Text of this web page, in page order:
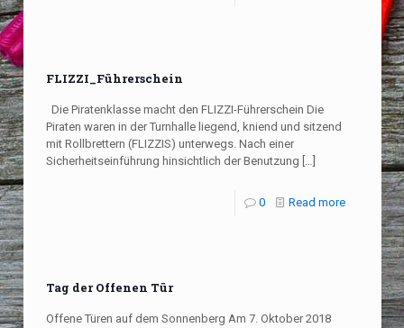
FLIZZI_Führerschein
Die Piratenklasse macht den FLIZZI-Führerschein Die
Piraten waren in der Turnhalle liegend, kniend und sitzend
mit Rollbrettern (FLIZZIS) unterwegs. Nach einer
Sicherheitseinführung hinsichtlich der Benutzung […]
0 Read more
Tag der Offenen Tür
Offene Türen auf dem Sonnenberg Am 7. Oktober 2018